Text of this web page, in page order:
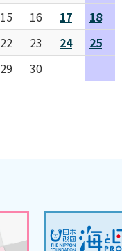
15 16 17
18
22 23 24
25
29 30